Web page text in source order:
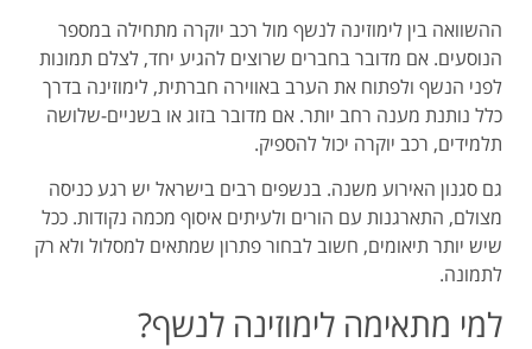
ההשוואה בין לימוזינה לנשף מול רכב יוקרה מתחילה במספר
הנוסעים. אם מדובר בחברים שרוצים להגיע יחד, לצלם תמונות
לפני הנשף ולפתוח את הערב באווירה חברתית, לימוזינה בדרך
כלל נותנת מענה רחב יותר. אם מדובר בזוג או בשניים-שלושה
תלמידים, רכב יוקרה יכול להספיק.
גם סגנון האירוע משנה. בנשפים רבים בישראל יש רגע כניסה
מצולם, התארגנות עם הורים ולעיתים איסוף מכמה נקודות. ככל
שיש יותר תיאומים, חשוב לבחור פתרון שמתאים למסלול ולא רק
לתמונה.
למי מתאימה לימוזינה לנשף?